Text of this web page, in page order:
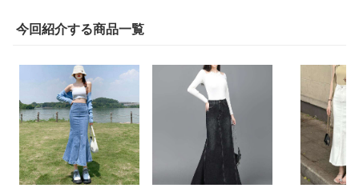
今回紹介する商品一覧